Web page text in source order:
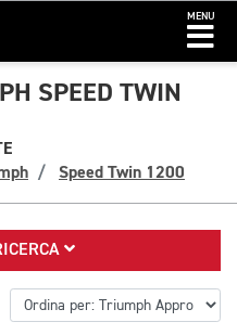
MENU
SPEED TWIN
Speed Twin 1200